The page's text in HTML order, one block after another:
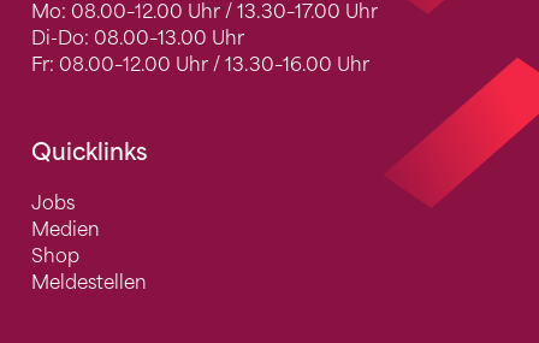
Mo: 08.00–12.00 Uhr / 13.30–17.00 Uhr
Di-Do: 08.00–13.00 Uhr
Fr: 08.00–12.00 Uhr / 13.30–16.00 Uhr
Quicklinks
Jobs
Medien
Shop
Meldestellen